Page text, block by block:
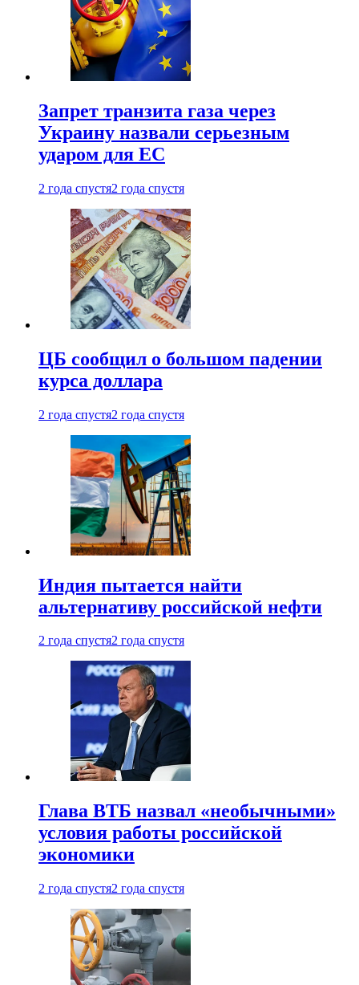
Запрет транзита газа через
Украину назвали серьезным
ударом для ЕС
2 года спустя2 года спустя
ЦБ сообщил о большом падении
курса доллара
2 года спустя2 года спустя
Индия пытается найти
альтернативу российской нефти
2 года спустя2 года спустя
Глава ВТБ назвал «необычными»
условия работы российской
экономики
2 года спустя2 года спустя